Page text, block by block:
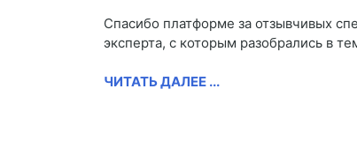
Спасибо платформе за отзывчивых
эксперта, с которым разобрались в
ЧИТАТЬ ДАЛЕЕ ...